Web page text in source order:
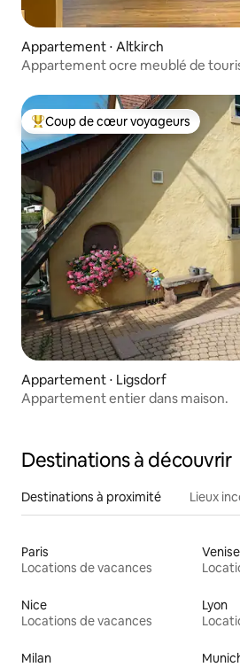
Appartement ⋅ Altkirch
Appartement ocre meublé de
Coups de cœur voyageurs les plus
Coup de cœur voyageurs
Appartement ⋅ Ligsdorf
Appartement entier dans maison.
Destinations à découvrir
Destinations à proximité Lieux
Paris
Locations de vacances
Venise
Nice
Locations de vacances
Lyon
Milan